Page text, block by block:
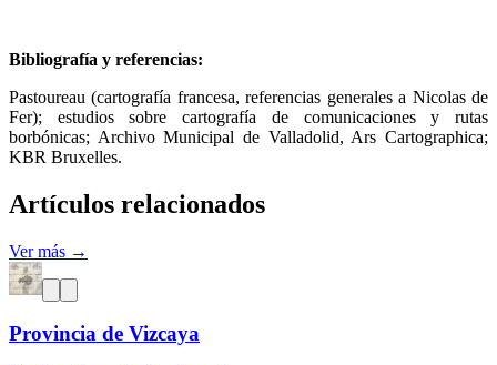
Bibliografía y referencias:
Pastoureau (cartografía francesa, referencias generales a Nicolas de
Fer); estudios sobre cartografía de comunicaciones y rutas
borbónicas; Archivo Municipal de Valladolid, Ars Cartographica;
KBR Bruxelles.
Artículos relacionados
Ver más →
Provincia de Vizcaya